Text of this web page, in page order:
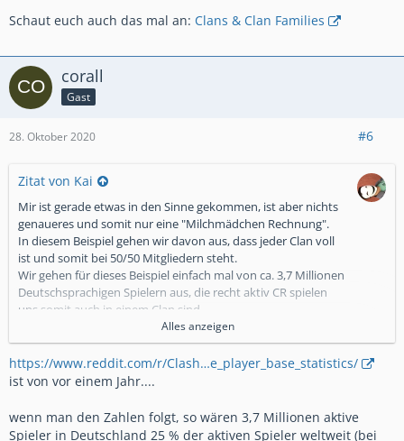
Schaut euch auch das mal an: Clans & Clan Families
corall
Gast
28. Oktober 2020 #6
Zitat von Kai
Mir ist gerade etwas in den Sinne gekommen, ist aber nichts
genaueres und somit nur eine "Milchmädchen Rechnung".
In diesem Beispiel gehen wir davon aus, dass jeder Clan voll
ist und somit bei 50/50 Mitgliedern steht.
Wir gehen für dieses Beispiel einfach mal von ca. 3,7 Millionen
Deutschsprachigen Spielern aus, die recht aktiv CR spielen
uns somit auch in einem Clan sind.
Wir nehmen die 3,7 Millionen Spieler und teilen diese durch
50, wobei wir bei der Zahl 74000 landen.
In diesem Beispiel wären es nun also 74000 Clans, welche bei
50/50 Mitgliedern stehen, selbstverständlich ist so eine
Veranschaulichung.
Alles anzeigen
https://www.reddit.com/r/Clash…e_player_base_statistics/
ist von vor einem Jahr....
wenn man den Zahlen folgt, so wären 3,7 Millionen aktive
Spieler in Deutschland 25 % der aktiven Spieler weltweit (bei